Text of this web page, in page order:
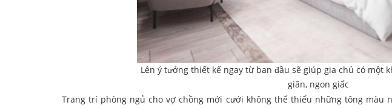
Lên ý tưởng thiết kế ngay từ ban đầu sẽ giúp gia chủ có một
giãn, ngon giấc
Trang trí phòng ngủ cho vợ chồng mới cưới không thể thiếu những tông màu